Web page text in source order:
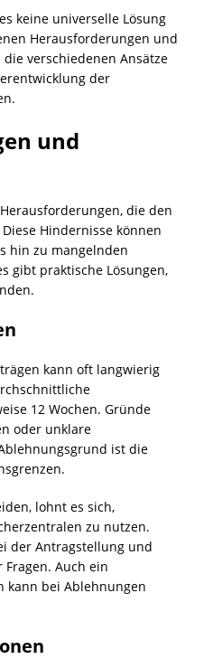
keine universelle Lösung
Herausforderungen und
verschiedenen Ansätze
der
und
die den
Hindernisse können
hin zu mangelnden
gibt praktische Lösungen,
kann oft langwierig
12 Wochen. Gründe
oder unklare
ist die
lohnt es sich,
zu nutzen.
der Antragstellung und
Auch ein
kann bei Ablehnungen